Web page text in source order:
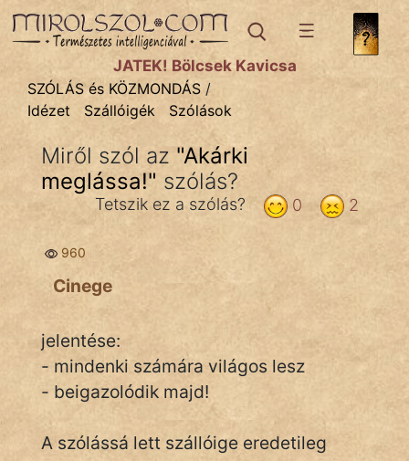
SZÓLÁS ÉS KÖZMONDÁStémák:
Bibliai
Kifejezések
Közmondások
Rímelő
Szóláscsoportok
Szólások
Tréfás
JÁTÉK! Bölcsek Kavicsa
SZÓLÁS és KÖZMONDÁS /
Idézet
Szállóigék Szólások
Miről szól az "Akárki
meglássa!" szólás?
2
0
Tetszik ez a szólás?
960
Cinege
jelentése:
- mindenki számára világos lesz
- beigazolódik majd!
A szólássá lett szállóige eredetileg